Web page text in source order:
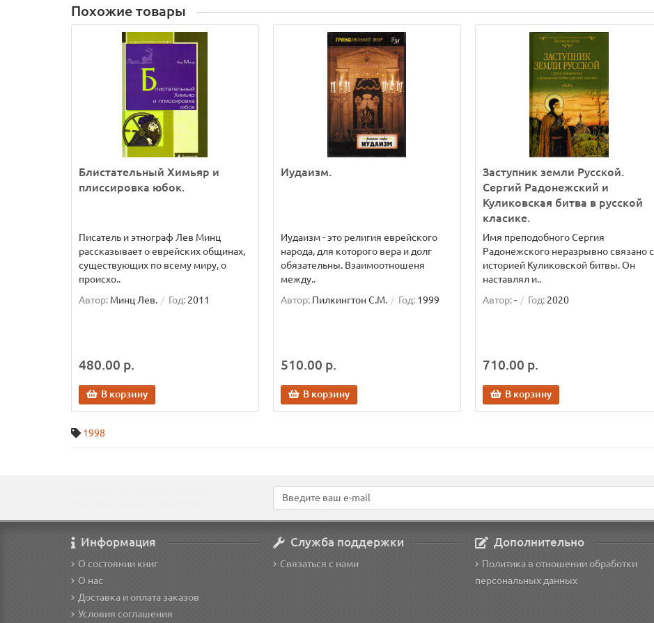
Похожие товары
Блистательный Химьяр и
плиссировка юбок.
Писатель и этнограф Лев Минц
рассказывает о еврейских общинах,
существующих по всему миру, о
происхо..
Автор: Минц Лев. Год: 2011
480.00 р.
В корзину
Иудаизм.
Иудаизм - это религия еврейского
народа, для которого вера и долг
обязательны. Взаимоотношеня
между..
Автор: Пилкингтон С.М. Год: 1999
510.00 р.
В корзину
Заступник земли Русской.
Сергий Радонежский и
Куликовская битва в русской
класике.
Имя преподобного Сергия
Радонежского неразрывно связано с
историей Куликовской битвы. Он
наставлял и..
Автор:- Год: 2020
710.00 р.
В корзину
1998
Информация
О состоянии книг
О нас
Доставка и оплата заказов
Условия соглашения
Служба поддержки
Связаться с нами
Дополнительно
Политика в отношении обработки
персональных данных